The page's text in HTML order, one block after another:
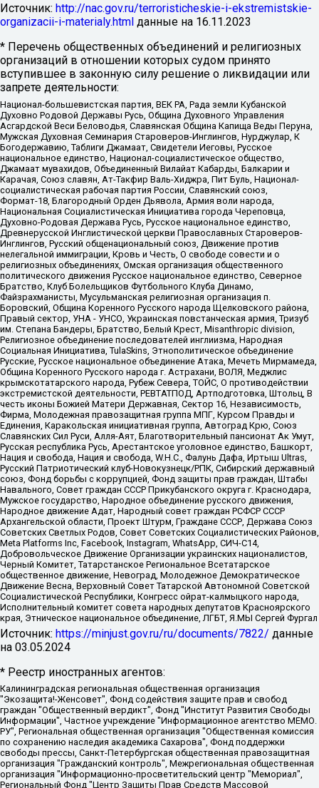
Источник: http://nac.gov.ru/terroristicheskie-i-ekstremistskie-
organizacii-i-materialy.html данные на 16.11.2023
* Перечень общественных объединений и религиозных
организаций в отношении которых судом принято
вступившее в законную силу решение о ликвидации или
запрете деятельности:
Национал-большевистская партия, ВЕК РА, Рада земли Кубанской
Духовно Родовой Державы Русь, Община Духовного Управления
Асгардской Веси Беловодья, Славянская Община Капища Веды Перуна,
Мужская Духовная Семинария Староверов-Инглингов, Нурджулар, К
Богодержавию, Таблиги Джамаат, Свидетели Иеговы, Русское
национальное единство, Национал-социалистическое общество,
Джамаат мувахидов, Объединенный Вилайат Кабарды, Балкарии и
Карачая, Союз славян, Ат-Такфир Валь-Хиджра, Пит Буль, Национал-
социалистическая рабочая партия России, Славянский союз,
Формат-18, Благородный Орден Дьявола, Армия воли народа,
Национальная Социалистическая Инициатива города Череповца,
Духовно-Родовая Держава Русь, Русское национальное единство,
Древнерусской Инглистической церкви Православных Староверов-
Инглингов, Русский общенациональный союз, Движение против
нелегальной иммиграции, Кровь и Честь, О свободе совести и о
религиозных объединениях, Омская организация общественного
политического движения Русское национальное единство, Северное
Братство, Клуб Болельщиков Футбольного Клуба Динамо,
Файзрахманисты, Мусульманская религиозная организация п.
Боровский, Община Коренного Русского народа Щелковского района,
Правый сектор, УНА - УНСО, Украинская повстанческая армия, Тризуб
им. Степана Бандеры, Братство, Белый Крест, Misanthropic division,
Религиозное объединение последователей инглиизма, Народная
Социальная Инициатива, TulaSkins, Этнополитическое объединение
Русские, Русское национальное объединение Атака, Мечеть Мирмамеда,
Община Коренного Русского народа г. Астрахани, ВОЛЯ, Меджлис
крымскотатарского народа, Рубеж Севера, ТОЙС, О противодействии
экстремистской деятельности, РЕВТАТПОД, Артподготовка, Штольц, В
честь иконы Божией Матери Державная, Сектор 16, Независимость,
Фирма, Молодежная правозащитная группа МПГ, Курсом Правды и
Единения, Каракольская инициативная группа, Автоград Крю, Союз
Славянских Сил Руси, Алля-Аят, Благотворительный пансионат Ак Умут,
Русская республика Русь, Арестантское уголовное единство, Башкорт,
Нация и свобода, Нация и свобода, W.H.С., Фалунь Дафа, Иртыш Ultras,
Русский Патриотический клуб-Новокузнецк/РПК, Сибирский державный
союз, Фонд борьбы с коррупцией, Фонд защиты прав граждан, Штабы
Навального, Совет граждан СССР Прикубанского округа г. Краснодара,
Мужское государство, Народное объединение русского движения,
Народное движение Адат, Народный совет граждан РСФСР СССР
Архангельской области, Проект Штурм, Граждане СССР, Держава Союз
Советских Светлых Родов, Совет Советских Социалистических Районов,
Meta Platforms Inc, Facebook, Instagram, WhatsApp, СИЧ-С14,
Добровольческое Движение Организации украинских националистов,
Черный Комитет, Татарстанское Региональное Всетатарское
общественное движение, Невоград, Молодежное Демократическое
Движение Весна, Верховный Совет Татарской Автономной Советской
Социалистической Республики, Конгресс ойрат-калмыцкого народа,
Исполнительный комитет совета народных депутатов Красноярского
края, Этническое национальное объединение, ЛГБТ, Я.МЫ Сергей Фургал
Источник: https://minjust.gov.ru/ru/documents/7822/ данные
на 03.05.2024
* Реестр иностранных агентов:
Калининградская региональная общественная организация "Экозащита!-Женсовет", Фонд содействия защите прав и свобод граждан "Общественный вердикт", Фонд "Институт Развития Свободы Информации", Частное учреждение "Информационное агентство МЕМО. РУ", Региональная общественная организация "Общественная комиссия по сохранению наследия академика Сахарова", Фонд поддержки свободы прессы, Санкт-Петербургская общественная правозащитная организация "Гражданский контроль", Межрегиональная общественная организация "Информационно-просветительский центр "Мемориал", Региональный Фонд "Центр Защиты Прав Средств Массовой Информации", с 05.12.2023 Фонд "Центр Защиты Прав Средств массовой информации", Региональная общественная благотворительная организация помощи беженцам и мигрантам "Гражданское содействие", Негосударственное образовательное учреждение дополнительного профессионального образования (повышение квалификации) специалистов "АКАДЕМИЯ ПО ПРАВАМ ЧЕЛОВЕКА", Свердловская региональная общественная организация "Сутяжник", Автономная некоммерческая организация "Центр независимых социологических исследований", Союз общественных объединений "Российский исследовательский центр по правам человека", Региональное общественное учреждение научно-информационный центр "МЕМОРИАЛ", Некоммерческая организация "Фонд защиты гласности", Автономная некоммерческая организация "Институт прав человека", Городская общественная организация "Екатеринбургское общество "МЕМОРИАЛ", Городская общественная организация "Рязанское историко-просветительское и правозащитное общество "Мемориал" (Рязанский Мемориал), Челябинский региональный орган общественной самодеятельности – женское общественное объединение "Женщины Евразии", Челябинский региональный орган общественной самодеятельности "Уральская правозащитная группа", Фонд содействия защите здоровья и социальной справедливости имени Андрея Рылькова, Автономная Некоммерческая Организация "Аналитический Центр Юрия Левады", Автономная некоммерческая организация социальной поддержки населения "Проект Апрель", Региональная общественная организация помощи женщинам и детям, находящимся в кризисной ситуации "Информационно-методический центр "Анна", Фонд содействия развитию массовых коммуникаций и правовому просвещению "Так-так-Так", Фонд содействия устойчивому развитию "Серебряная тайга", Свердловский региональный общественный фонд социальных проектов "Новое время", "Idel.Реалии", Кавказ.Реалии, Крым.Реалии, Телеканал Настоящее Время, Татаро-башкирская служба Радио Свобода (Azatliq Radiosi), Радио Свободная Европа/Радио Свобода (PCE/PC), "Сибирь.Реалии", "Фактограф", Благотворительный фонд помощи осужденным и их семьям, Автономная некоммерческая организация "Институт глобализации и социальных движений", Фонд "В защиту прав заключенных", Частное учреждение "Центр поддержки и содействия развитию средств массовой информации", Пензенский региональный общественный благотворительный фонд "Гражданский союз", "Север.Реалии", Некоммерческая организация Фонд "Правовая инициатива", Общество с ограниченной ответственностью "Радио Свободная Европа/Радио Свобода", Чешское информационное агентство "MEDIUM-ORIENT", Красноярская региональная общественная организация "Мы против СПИДа", Камалягин Денис Николаевич, Маркелов Сергей Евгеньевич, Пономарев Лев Александрович, Савицкая Людмила Алексеевна, Автономная некоммерческая организация "Центр по работе с проблемой насилия "НАСИЛИЮ.НЕТ", Межрегиональный профессиональный союз работников здравоохранения "Альянс врачей", Юридическое лицо, зарегистрированное в Латвийской Республике, SIA "Medusa Project" (регистрационный номер 40103797863, дата регистрации 10.06.2014), Некоммерческая организация "Фонд по борьбе с коррупцией", Автономная некоммерческая организация "Институт права и публичной политики", Баданин Роман Сергеевич, Гликин Максим Александрович, Железнова Мария Михайловна, Лукьянова Юлия Сергеевна, Маетная Елизавета Витальевна, Маняхин Петр Борисович, Чуракова Ольга Владимировна, Ярош Юлия Петровна, Юридическое лицо "The Insider SIA", зарегистрированное в Риге, Латвийская Республика (дата регистрации 26.06.2015), являющееся администратором доменного имени интернет-издания "The Insider SIA", https://theins.ru, Постернак Алексей Евгеньевич, Рубин Михаил Аркадьевич, Анин Роман Александрович, Юридическое лицо Istories fonds, зарегистрированное в Латвийской Республике (регистрационный номер 50008295751, дата регистрации 24.02.2020), Великовский Дмитрий Александрович, Долинина Ирина Николаевна, Мароховская Алеся Алексеевна, Шлейнов Роман Юрьевич, Шмагун Олеся Валентиновна, Общество с ограниченной ответственностью "Альтаир 2021", Общество с ограниченной ответственностью "Вега 2021", Общество с ограниченной ответственностью "Главный редактор 2021", Общество с ограниченной ответственностью "Ромашки монолит", Важенков Артем Валерьевич, Ивановская областная общественная организация "Центр гендерных исследований", Гурман Юрий Альбертович, Медиапроект "ОВД-Инфо", Егоров Владимир Владимирович, Жилинский Владимир Александрович, Общество с ограниченной ответственностью "ЗП", Иванова София Юрьевна, Карезина Инна Павловна, Кильтау Екатерина Викторовна, Петров Алексей Викторович, Пискунов Сергей Евгеньевич, Смирнов Сергей Сергеевич, Тихонов Михаил Сергеевич, Общество с ограниченной ответственностью "ЖУРНАЛИСТ-ИНОСТРАННЫЙ АГЕНТ", Арапова Галина Юрьевна, Вольтская Татьяна Анатольевна, Американская компания "Mason G.E.S. Anonymous Foundation" (США), являющаяся владельцем интернет-издания https://mnews.world/, Компания "Stichting Bellingcat", зарегистрированная в Нидерландах (дата регистрации 11.07.2018), Захаров Андрей Вячеславович, Клепиковская Екатерина Дмитриевна, Общество с ограниченной ответственностью "МЕМО", Перл Роман Александрович, Симонов Евгений Алексеевич, Соловьева Елена Анатольевна, Сотников Даниил Владимирович, Сурначева Елизавета Дмитриевна, Автономная некоммерческая организация по защите прав человека и информированию населения "Якутия – Наше Мнение", Общество с ограниченной ответственностью "Москоу диджитал медиа", с 26.01.2023 Общество с ограниченной ответственностью "Чайка Белые сады", Ветошкина Валерия Валерьевна, Заговора Максим Александрович, Межрегиональное общественное движение "Российская ЛГБТ - сеть", Оленичев Максим Владимирович, Павлов Иван Юрьевич, Скворцова Елена Сергеевна, Общество с ограниченной ответственностью "Как бы инагент", Кочетков Игорь Викторович, Общество с ограниченной ответственностью "Честные выборы", Еланчик Олег Александрович, Общество с ограниченной ответственностью "Нобелевский призыв", Гималова Регина Эмилевна, Григорьев Андрей Валерьевич, Григорьева Алина Александровна, Ассоциация по содействию защите прав призывников, альтернативнослужащих и военнослужащих "Правозащитная группа "Гражданин.Армия.Право", Хисамова Регина Фаритовна, Автономная некоммерческая организация по реализации социально-правовых программ "Лилит", Дальневосточное общественное движение "Маяк", Санкт-Петербургская ЛГБТ-инициативная группа "Выход", Инициативная группа ЛГБТ+ "Реверс", Алексеев Андрей Викторович, Бекбулатова Таисия Львовна, Беляев Иван Михайлович, Владыкина Елена Сергеевна, Гельман Марат Александрович, Никульшина Вероника Юрьевна, Толоконникова Надежда Андреевна, Шендерович Виктор Анатольевич, Общество с ограниченной ответственностью "Данное сообщение", Общество с ограниченной ответственностью Издательский дом "Новая глава", Айнбиндер Александра Александровна, Московский комьюнити-центр для ЛГБТ+инициатив, Благотворительный фонд развития филантропии, Deutsche Welle (Германия, Kurt-Schumacher-Strasse 3, 53113 Bonn), Борзунова Мария Михайловна, Воробьев Виктор Викторович, Голубева Анна Львовна, Константинова Алла Михайловна, Малкова Ирина Владимировна, Мурадов Мурад Абдулгалимович, Осетинская Елизавета Николаевна, Понасенков Евгений Николаевич, Ганапольский Матвей Юрьевич, Киселев Евгений Алексеевич, Борухович Ирина Григорьевна, Дремин Иван Тимофеевич, Дубровский Дмитрий Викторович, Красноярская региональная общественная организация поддержки и развития альтернативных образовательных технологий и межкультурных коммуникаций "ИНТЕРРА", Маяковская Екатерина Алексеевна, Фейгин Марк Захарович, Филимонов Андрей Викторович, Дзугкоева Регина Николаевна, Доброхотов Роман Александрович, Дудь Юрий Александрович, Елкин Сергей Владимирович, Кругликов Кирилл Игоревич, Сабунаева Мария Леонидовна, Семенов Алексей Владимирович, Шаинян Карен Багратович, Шульман Екатерина Михайловна, Асафьев Артур Валерьевич, Вахштайн Виктор Семенович, Венедиктов Алексей Алексеевич, Лушникова Екатерина Евгеньевна, Волков Леонид Михайлович, Невзоров Александр Глебович, Пархоменко Сергей Борисович, Сироткин Ярослав Николаевич, Кара-Мурза Владимир Владимирович, Баранова Наталья Владимировна, Гозман Леонид Яковлевич, Кагарлицкий Борис Юльевич, Климарев Михаил Валерьевич, Милов Владимир Станиславович, Автономная некоммерческая организация Краснодарский центр современного искусства "Типография", Моргенштерн Алишер Тагирович, Соболь Любовь Эдуардовна, Общество с ограниченной ответственностью "ЛИЗА НОРМ", Каспаров Гарри Кимович, Ходорковский Михаил Борисович, Общество с ограниченной ответственностью "Апрельские тезисы", Данилович Ирина Брониславовна, Кашин Олег Владимирович, Петров Николай Владимирович, Пивоваров Алексей Владимирович, Соколов Михаил Владимирович, Цветкова Юлия Владимировна, Чичваркин Евгений Александрович, Комитет против пыток/Команда против пыток, Общество с ограниченной ответственностью "Первый научный", Общество с ограниченной ответственностью "Вертолет и ко", Белоцерковская Вероника Борисовна, Кац Максим Евгеньевич, Лазарева Татьяна Юрьевна, Шаведдинов Руслан Табризович, Яшин Илья Валерьевич, Общество с ограниченной ответственностью "Иноагент ААВ", Алешковский Дмитрий Петрович, Альбац Евгения Марковна, Быков Дмитрий Львович, Галямина Юлия Евгеньевна, Лойко Сергей Леонидович, Мартынов Кирилл Константинович, Медведев Сергей Александрович, Крашенинников Федор Геннадиевич, Гордеева Катерина Вл